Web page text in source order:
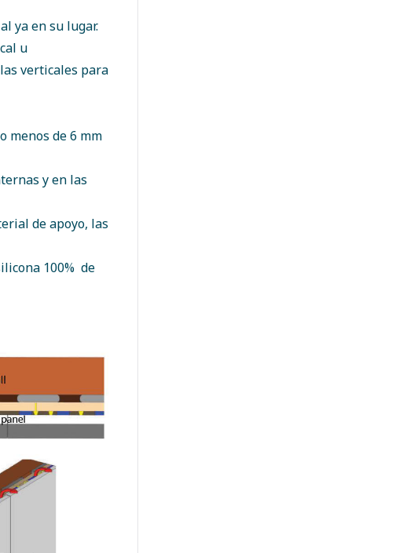
ya en su lugar.
u
verticales para
menos de 6 mm
y en las
de apoyo, las
100% de